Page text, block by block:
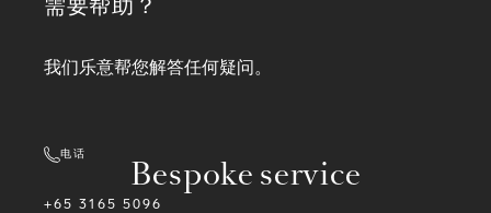
Bespoke service
我们乐意帮您解答任何疑问。
电话
+65 3165 5096